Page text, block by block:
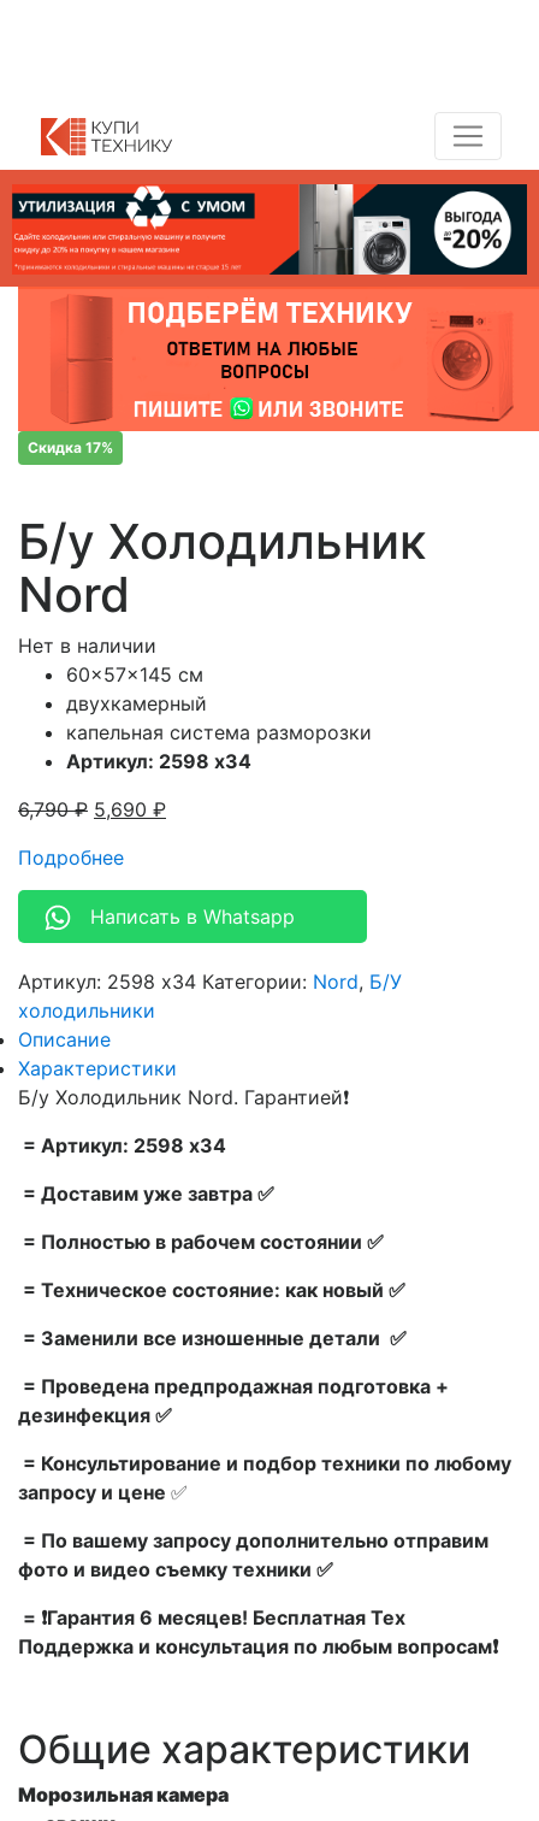
Скидка 17%
Б/у Холодильник
Nord
Нет в наличии
60x57x145 см
двухкамерный
капельная система разморозки
Артикул: 2598 x34
6,790₽ 5,690 ₽
Подробнее
Написать в Whatsapp
Артикул: 2598 x34 Категории: Nord, Б/У
холодильники
Описание
Характеристики
Б/у Холодильник Nord. Гарантией❗
= Артикул: 2598 x34
= Доставим уже завтра ✅
= Полностью в рабочем состоянии ✅
= Техническое состояние: как новый ✅
= Заменили все изношенные детали ✅
= Проведена предпродажная подготовка +
дезинфекция ✅
= Консультирование и подбор техники по любому
запросу и цене ✅
= По вашему запросу дополнительно отправим
фото и видео съемку техники ✅
= ❗Гарантия 6 месяцев! Бесплатная Тех
Поддержка и консультация по любым вопросам❗
Общие характеристики
Морозильная камера